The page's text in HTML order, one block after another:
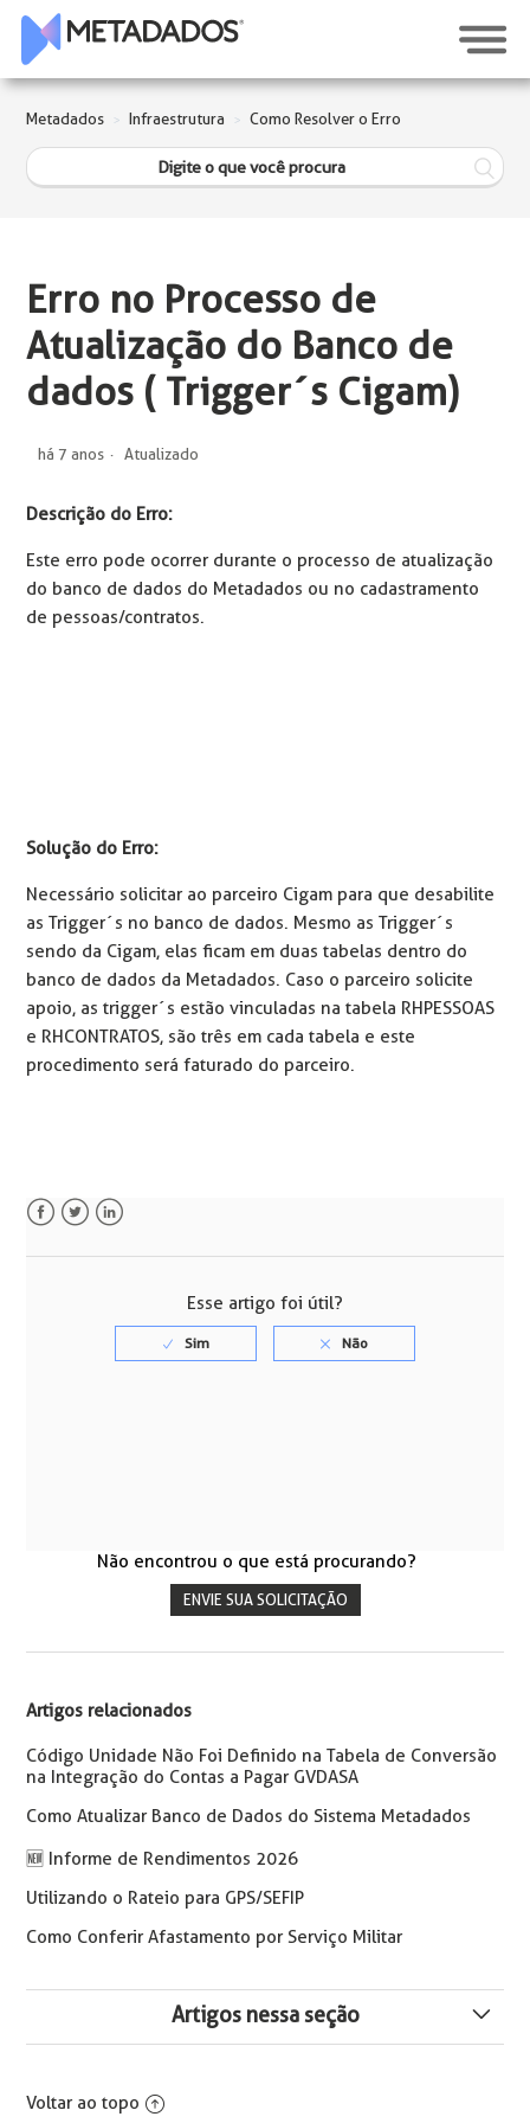
Metadados Infraestrutura Como Resolver o Erro
Erro no Processo de
Atualização do Banco de
dados ( Trigger´s Cigam)
há 7 anos Atualizado
Descrição do Erro:
Este erro pode ocorrer durante o processo de atualização
do banco de dados do Metadados ou no cadastramento
de pessoas/contratos.
Solução do Erro:
Necessário solicitar ao parceiro Cigam para que desabilite
as Trigger´s no banco de dados. Mesmo as Trigger´s
sendo da Cigam, elas ficam em duas tabelas dentro do
banco de dados da Metadados. Caso o parceiro solicite
apoio, as trigger´s estão vinculadas na tabela RHPESSOAS
e RHCONTRATOS, são três em cada tabela e este
procedimento será faturado do parceiro.
Esse artigo foi útil?
Não encontrou o que está procurando?
ENVIE SUA SOLICITAÇÃO
Artigos relacionados
Código Unidade Não Foi Definido na Tabela de Conversão
na Integração do Contas a Pagar GVDASA
Como Atualizar Banco de Dados do Sistema Metadados
🆕 Informe de Rendimentos 2026
Utilizando o Rateio para GPS/SEFIP
Como Conferir Afastamento por Serviço Militar
Artigos nessa seção
SaaS
Voltar ao topo